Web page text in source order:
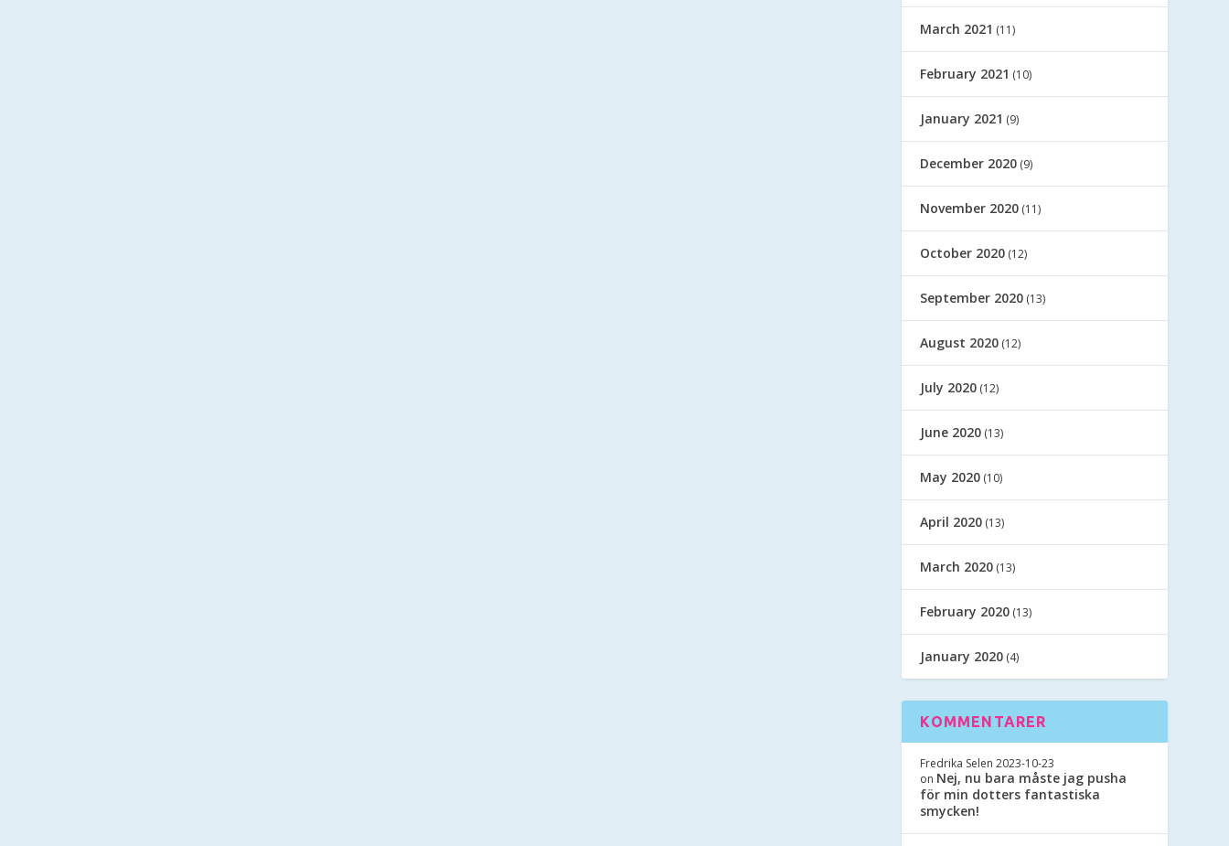
March 2021 (11)
February 2021 (10)
January 2021 (9)
December 2020 (9)
November 2020 (11)
October 2020 (12)
September 2020 (13)
August 2020 (12)
July 2020 (12)
June 2020 (13)
May 2020 (10)
April 2020 (13)
March 2020 (13)
February 2020 (13)
January 2020 (4)
KOMMENTARER
Fredrika Selen 2023-10-23
on Nej, nu bara måste jag pusha
för min dotters fantastiska
smycken!